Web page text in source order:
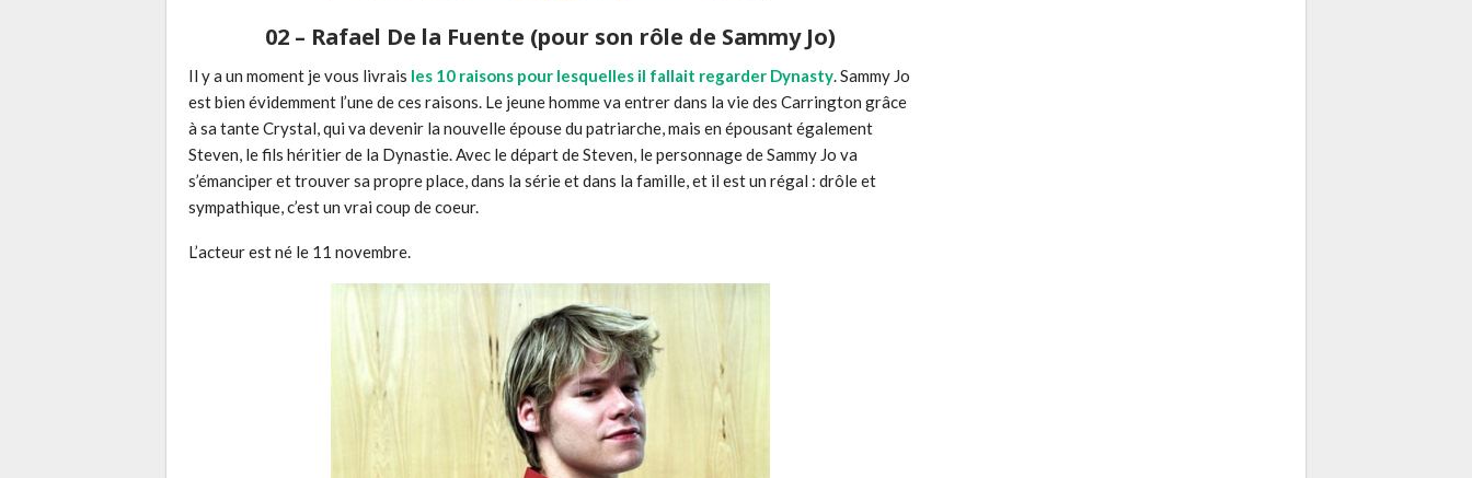
02 – Rafael De la Fuente (pour son rôle de Sammy Jo)
Il y a un moment je vous livrais les 10 raisons pour lesquelles il fallait regarder Dynasty . Sammy Jo
est bien évidemment l’une de ces raisons. Le jeune homme va entrer dans la vie des Carrington grâce
à sa tante Crystal, qui va devenir la nouvelle épouse du patriarche, mais en épousant également
Steven, le fils héritier de la Dynastie. Avec le départ de Steven, le personnage de Sammy Jo va
s’émanciper et trouver sa propre place, dans la série et dans la famille, et il est un régal : drôle et
sympathique, c’est un vrai coup de coeur.
L’acteur est né le 11 novembre.